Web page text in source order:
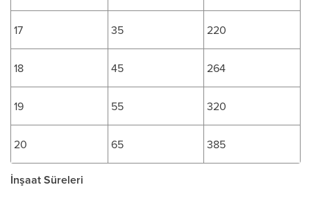
17 35 220
18 45 264
19 55 320
20 65 385
İnşaat Süreleri